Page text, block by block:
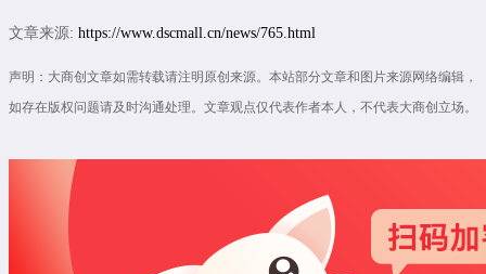
文章来源: https://www.dscmall.cn/news/765.html
声明：大商创文章如需转载请注明原创来源。本站部分文章和图片来源网络编辑，
如存在版权问题请及时沟通处理。文章观点仅代表作者本人，不代表大商创立场。